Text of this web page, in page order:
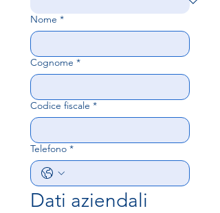
Nome *
Cognome *
Codice fiscale *
Telefono *
Dati aziendali